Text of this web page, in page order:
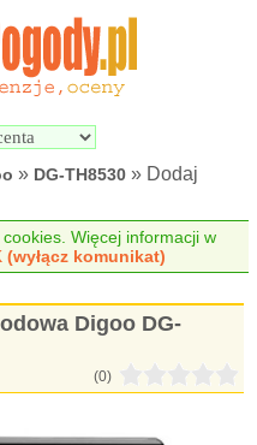
pogodowych
» DG-TH8530 » Dodaj
Więcej informacji w
(wyłącz komunikat)
Digoo DG-
(0)